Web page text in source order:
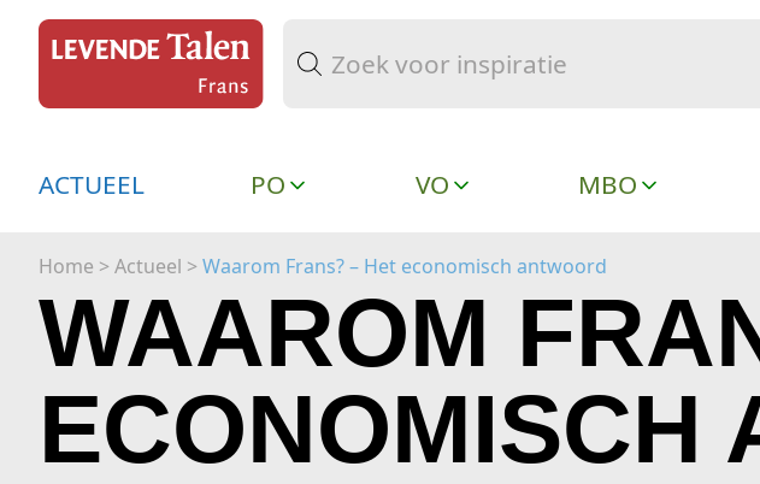
ACTUEEL PO VO MBO
Home > Actueel >Waarom Frans? – Het economisch antwoord
WAAROM
ECONOMISCH